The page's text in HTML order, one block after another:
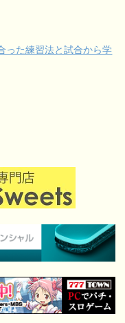
った練習法と試合から学